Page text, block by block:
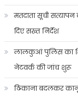
मतदाता सूची
दिए सख्त निर्देश
लालकुआं पुलिस का
नेटवर्क की जांच शुरू
ठिकाना बदलकर